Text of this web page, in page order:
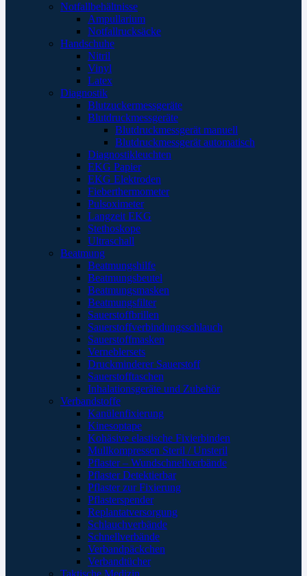
Notfallbehältnisse
Ampullarium
Notfallrucksäcke
Handschuhe
Nitril
Vinyl
Latex
Diagnostik
Blutzuckermessgeräte
Blutdruckmessgeräte
Blutdruckmessgerät manuell
Blutdruckmessgerät automatisch
Diagnostikleuchten
EKG Papier
EKG Elektroden
Fieberthermometer
Pulsoximeter
Langzeit EKG
Stethoskope
Ultraschall
Beatmung
Beatmungshilfe
Beatmungsbeutel
Beatmungsmasken
Beatmungsfilter
Sauerstoffbrillen
Sauerstoffverbindungsschlauch
Sauerstoffmasken
Verneblersets
Druckminderer Sauerstoff
Sauerstofftaschen
Inhalationsgeräte und Zubehör
Verbandstoffe
Kanülenfixierung
Kinesoptape
Kohäsive elastische Fixierbinden
Mullkompressen Steril / Unsteril
Pflaster – Wundschnellverbände
Pflaster Detektierbar
Pflaster zur Fixierung
Pflasterspender
Replantatversorgung
Schlauchverbände
Schnellverbände
Verbandpäckchen
Verbandtücher
Taktische Medizin